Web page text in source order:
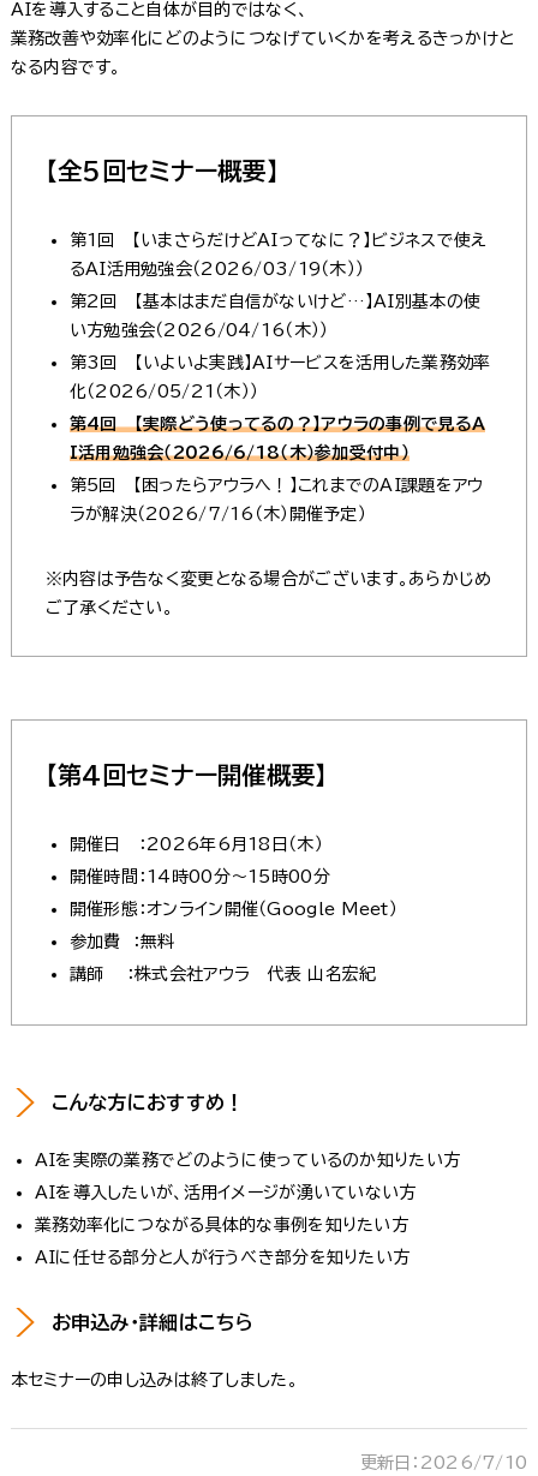
AIを導入すること自体が目的ではなく、
業務改善や効率化にどのようにつなげていくかを考えるきっかけと
なる内容です。
【全5回セミナー概要】
第1回 【いまさらだけどAIってなに？】ビジネスで使え
るAI活用勉強会（2026/03/19（木））
第2回 【基本はまだ自信がないけど…】AI別基本の使
い方勉強会（2026/04/16（木））
第3回 【いよいよ実践】AIサービスを活用した業務効率
化（2026/05/21 （木） ）
第4回 【実際どう使ってるの？】アウラの事例で見るA
I活用勉強会（2026/6/18（木）参加受付中）
第5回 【困ったらアウラへ！】これまでのAI課題をアウ
ラが解決（2026/7/16 （木） 開催予定）
※内容は予告なく変更となる場合がございます。あらかじめ
ご了承ください。
【第4回セミナー開催概要】
開催日 ：2026年6月18日（木）
開催時間：14時00分～15時00分
開催形態：オンライン開催（Google Meet）
参加費 ：無料
講師 ：株式会社アウラ 代表 山名宏紀
こんな方におすすめ！
AIを実際の業務でどのように使っているのか知りたい方
AIを導入したいが、活用イメージが湧いていない方
業務効率化につながる具体的な事例を知りたい方
AIに任せる部分と人が行うべき部分を知りたい方
お申込み・詳細はこちら
本セミナーの申し込みは終了しました。
更新日：2026/7/10